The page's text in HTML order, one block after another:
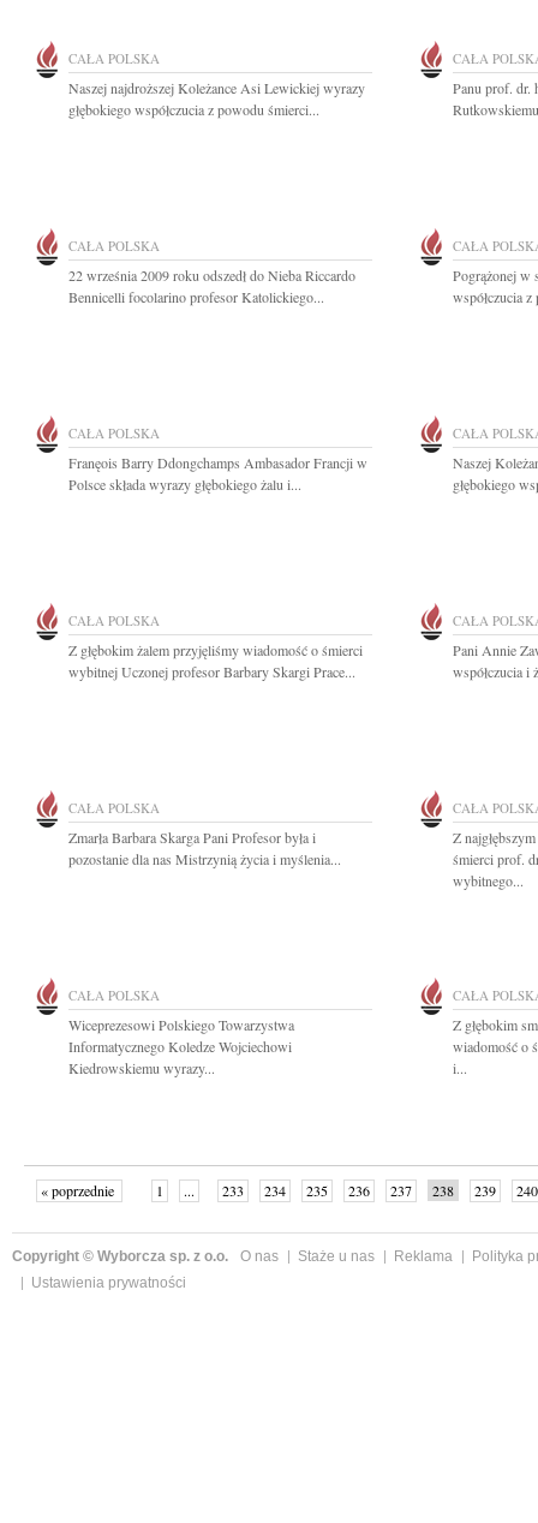
CAŁA POLSKA
Naszej najdroższej Koleżance Asi Lewickiej wyrazy
głębokiego współczucia z powodu śmierci...
CAŁA
Panu prof. dr.
CAŁA POLSKA
22 września 2009 roku odszedł do Nieba Riccardo
Bennicelli focolarino profesor Katolickiego...
CAŁA
Pogrążonej w
współczucia
CAŁA POLSKA
Franęois Barry Ddongchamps Ambasador Francji w
Polsce składa wyrazy głębokiego żalu i...
CAŁA
Naszej
głębokiego
CAŁA POLSKA
Z głębokim żalem przyjęliśmy wiadomość o śmierci
wybitnej Uczonej profesor Barbary Skargi Prace...
CAŁA
Pani Annie
współczucia i
CAŁA POLSKA
Zmarła Barbara Skarga Pani Profesor była i
pozostanie dla nas Mistrzynią życia i myślenia...
CAŁA
Z
śmierci prof.
wybitnego...
CAŁA POLSKA
Wiceprezesowi Polskiego Towarzystwa
Informatycznego Koledze Wojciechowi
Kiedrowskiemu wyrazy...
CAŁA
Z głębokim
wiadomość o
i...
« poprzednie 1 ... 233 234 235 236 237 238 239
240
Copyright © Wyborcza sp. z o.o. O nas Staże u nas Reklama
Polityka
Ustawienia prywatności